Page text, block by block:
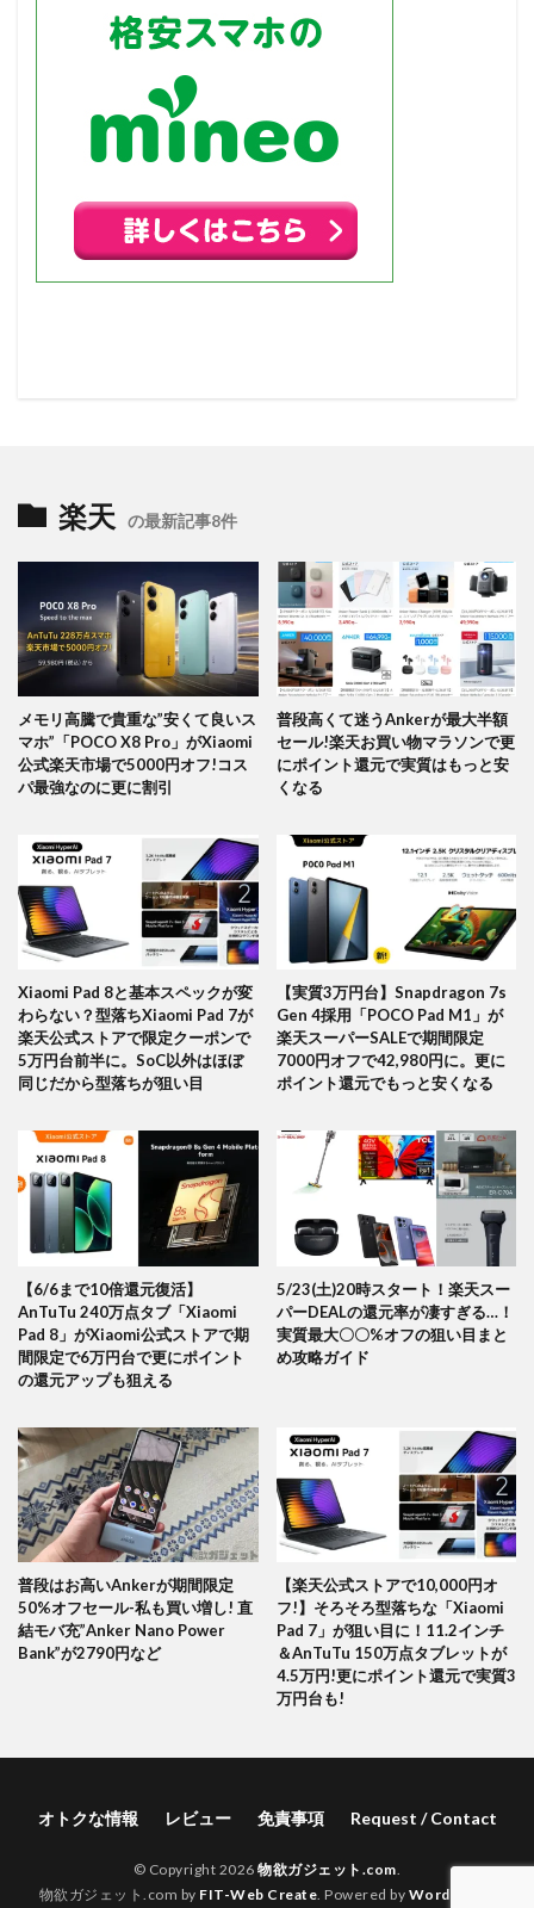
楽天 の最新記事8件
メモリ高騰で貴重な”安くて良いス
マホ”「POCO X8 Pro」がXiaomi
公式楽天市場で5000円オフ!コス
パ最強なのに更に割引
普段高くて迷うAnkerが最大半額
セール!楽天お買い物マラソンで更
にポイント還元で実質はもっと安
くなる
Xiaomi Pad 8と基本スペックが変
わらない？型落ちXiaomi Pad 7が
楽天公式ストアで限定クーポンで
5万円台前半に。SoC以外はほぼ
同じだから型落ちが狙い目
【実質3万円台】Snapdragon 7s
Gen 4採用「POCO Pad M1」が
楽天スーパーSALEで期間限定
7000円オフで42,980円に。更に
ポイント還元でもっと安くなる
【6/6まで10倍還元復活】
AnTuTu 240万点タブ「Xiaomi
Pad 8」がXiaomi公式ストアで期
間限定で6万円台で更にポイント
の還元アップも狙える
5/23(土)20時スタート！楽天スー
パーDEALの還元率が凄すぎる…！
実質最大〇〇%オフの狙い目まと
め攻略ガイド
普段はお高いAnkerが期間限定
50%オフセール-私も買い増し! 直
結モバ充”Anker Nano Power
Bank”が2790円など
【楽天公式ストアで10,000円オ
フ!】そろそろ型落ちな「Xiaomi
Pad 7」が狙い目に！11.2インチ
＆AnTuTu 150万点タブレットが
4.5万円!更にポイント還元で実質3
万円台も!
オトクな情報 レビュー 免責事項 Request / Contact
© Copyright 2026物欲ガジェット.com
物欲ガジェット.com by FIT-Web Create . Powered by WordPress